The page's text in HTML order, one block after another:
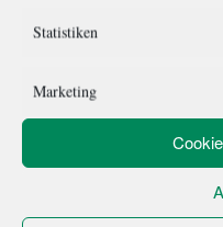
Statistiken
Marketing